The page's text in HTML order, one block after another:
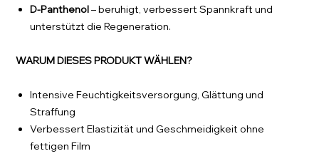
D-Panthenol– beruhigt, verbessert Spannkraft und
unterstützt die Regeneration.
WARUM DIESES PRODUKT WÄHLEN?
Intensive Feuchtigkeitsversorgung, Glättung und
Straffung
Verbessert Elastizität und Geschmeidigkeit ohne
fettigen Film